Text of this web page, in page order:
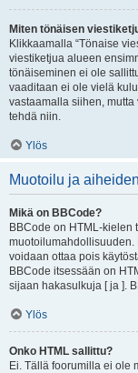
Miten tönäisen
Klikkaamalla “Tönaise
viestiketjua alueen
tönäiseminen ei ole
vaaditaan ei ole vielä
vastaamalla siihen,
tehdä niin.
Ylös
Muotoilu ja
Mikä on BBCode?
BBCode on HTML-kielen
muotoilumahdollisuuden.
voidaan ottaa pois
BBCode itsessään on
sijaan hakasulkuja [ ja ].
Ylös
Onko HTML sallittu?
Ei. Tällä foorumilla ei ole